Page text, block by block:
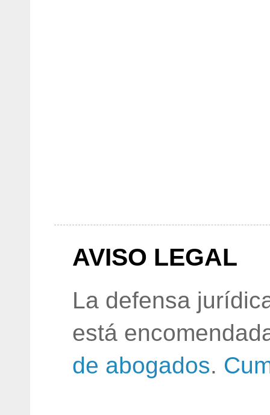
AVISO LEGAL
La defensa
está
de abogados.